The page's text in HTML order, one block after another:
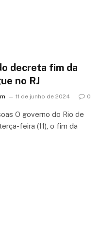
decreta fim da
no RJ
11 de junho de 2024 0
O governo do Rio de
feira (11), o fim da